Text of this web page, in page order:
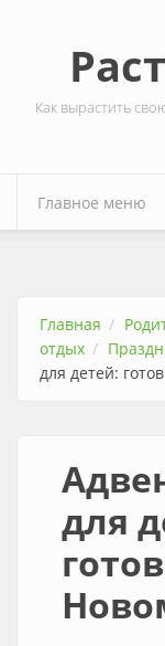
Как вырастить
Главная
отдых
для детей:
для